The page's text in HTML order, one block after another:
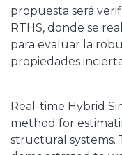
propuesta será
RTHS, donde se
para evaluar la
propiedades
Real-time Hybrid
method for
structural systems.